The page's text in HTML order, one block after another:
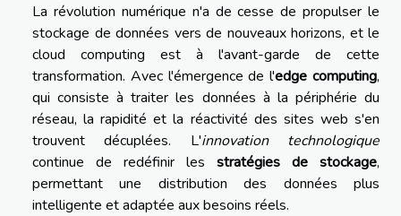
La révolution numérique n'a de cesse de propulser le
stockage de données vers de nouveaux horizons, et le
cloud computing est à l'avant-garde de cette
transformation. Avec l'émergence de l'edge computing,
qui consiste à traiter les données à la périphérie du
réseau, la rapidité et la réactivité des sites web s'en
trouvent décuplées. L'innovation technologique
continue de redéfinir les stratégies de stockage,
permettant une distribution des données plus
intelligente et adaptée aux besoins réels.